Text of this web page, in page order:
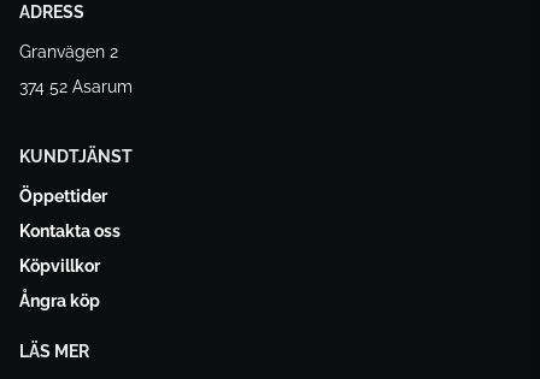
ADRESS
Granvägen 2
374 52 Asarum
KUNDTJÄNST
Öppettider
Kontakta oss
Köpvillkor
Ångra köp
LÄS MER